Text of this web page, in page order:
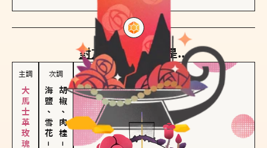
對方的主調蠟燭是...
主調 次調
海鹽、雪花
－
胡椒、肉桂
－